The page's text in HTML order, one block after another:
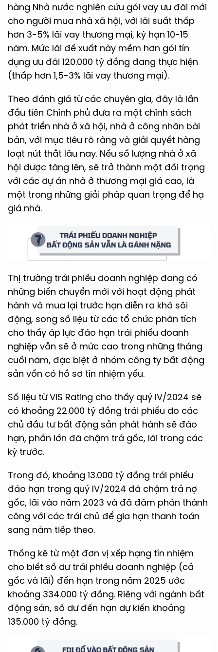
hàng Nhà nước nghiên cứu gói vay ưu đãi mới
cho người mua nhà xã hội, với lãi suất thấp
hơn 3-5% lãi vay thương mại, kỳ hạn 10-15
năm. Mức lãi đề xuất này mềm hơn gói tín
dụng ưu đãi 120.000 tỷ đồng đang thực hiện
(thấp hơn 1,5-3% lãi vay thương mại).
Theo đánh giá từ các chuyên gia, đây là lần
đầu tiên Chính phủ đưa ra một chính sách
phát triển nhà ở xã hội, nhà ở công nhân bài
bản, với mục tiêu rõ ràng và giải quyết hàng
loạt nút thắt lâu nay. Nếu số lượng nhà ở xã
hội được tăng lên, sẽ trở thành một đối trọng
với các dự án nhà ở thương mại giá cao, là
một trong những giải pháp quan trọng để hạ
giá nhà.
Thị trường trái phiếu doanh nghiệp đang có
những biến chuyển mới với hoạt động phát
hành và mua lại trước hạn diễn ra khá sôi
động, song số liệu từ các tổ chức phân tích
cho thấy áp lực đáo hạn trái phiếu doanh
nghiệp vẫn sẽ ở mức cao trong những tháng
cuối năm, đặc biệt ở nhóm công ty bất động
sản vốn có hồ sơ tín nhiệm yếu.
Số liệu từ VIS Rating cho thấy quý IV/2024 sẽ
có khoảng 22.000 tỷ đồng trái phiếu do các
chủ đầu tư bất động sản phát hành sẽ đáo
hạn, phần lớn đã chậm trả gốc, lãi trong các
kỳ trước.
Trong đó, khoảng 13.000 tỷ đồng trái phiếu
đáo hạn trong quý IV/2024 đã chậm trả nợ
gốc, lãi vào năm 2023 và đã đàm phán thành
công với các trái chủ để gia hạn thanh toán
sang năm tiếp theo.
Thống kê từ một đơn vị xếp hạng tín nhiệm
cho biết số dư trái phiếu doanh nghiệp (cả
gốc và lãi) đến hạn trong năm 2025 ước
khoảng 334.000 tỷ đồng. Riêng với ngành bất
động sản, số dư đến hạn dự kiến khoảng
135.000 tỷ đồng.